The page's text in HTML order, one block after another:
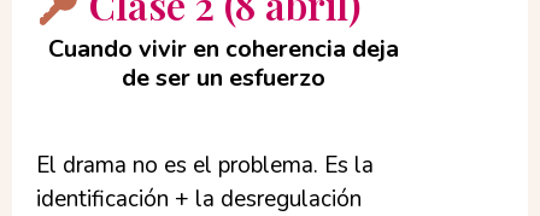
Cuando vivir en coherencia deja
de ser un esfuerzo
El drama no es el problema. Es la
identificación + la desregulación